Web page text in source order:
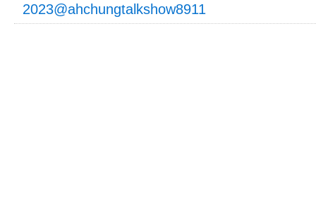
2023@ahchungtalkshow8911